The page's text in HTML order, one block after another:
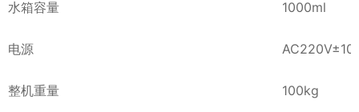
水箱容量 1000ml
电源
整机重量 100kg